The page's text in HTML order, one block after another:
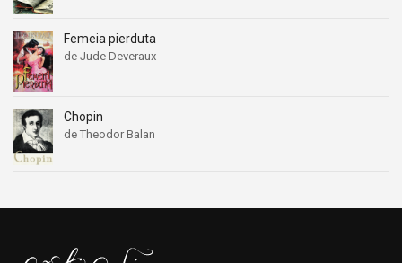
Femeia pierduta
de Jude Deveraux
Chopin
de Theodor Balan